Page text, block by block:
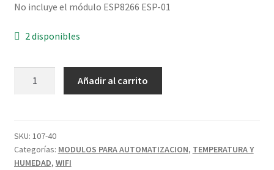
No incluye el módulo ESP8266 ESP-01
2 disponibles
DE
TEMPERATURA
Y
Añadir al carrito
SKU: 107-40
Categorías: MODULOS PARA AUTOMATIZACION, TEMPERATURA Y
HUMEDAD, WIFI